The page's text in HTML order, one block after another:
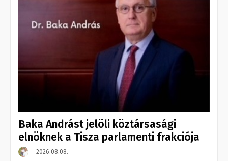
Baka Andrást jelöli köztársasági
elnöknek a Tisza parlamenti frakciója
2026.08.08.